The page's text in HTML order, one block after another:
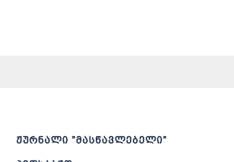
ჟურნალი ”მასწავლებელი”